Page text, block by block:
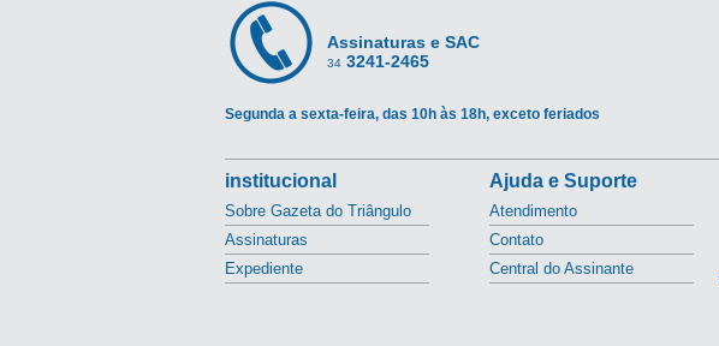
Assinaturas e SAC
34 3241-2465
Segunda a sexta-feira, das 10h às 18h, exceto feriados
institucional
Sobre Gazeta do Triângulo
Assinaturas
Expediente
Ajuda e Suporte
Atendimento
Contato
Central do Assinante